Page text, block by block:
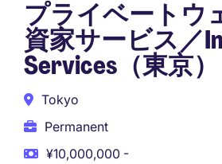
プライベートウ
資家サービス／
Services（東京）
Tokyo
Permanent
¥10,000,000 -